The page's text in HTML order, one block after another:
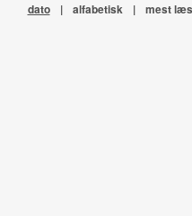
dato | alfabetisk | mest